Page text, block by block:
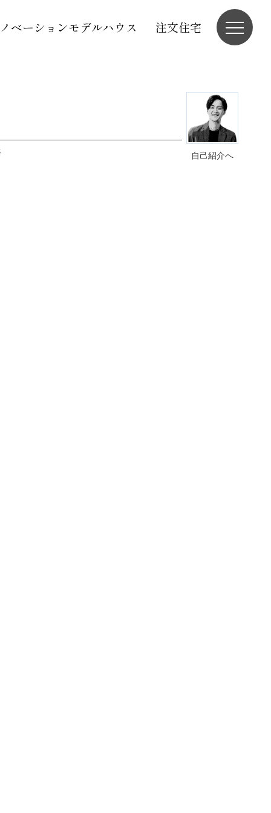
ベーションモデルハウス 注文住宅
自己紹介へ